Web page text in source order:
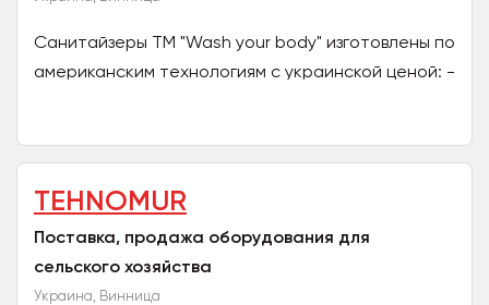
Санитайзеры ТМ "Wash your body" изготовлены по
американским технологиям с украинской ценой: -
TEHNOMUR
Поставка, продажа оборудования для
сельского хозяйства
Украина, Винница